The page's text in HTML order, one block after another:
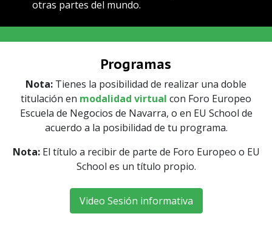
otras partes del mundo.
Programas
Nota: Tienes la posibilidad de realizar una doble
titulación en modalidad virtual con Foro Europeo
Escuela de Negocios de Navarra, o en EU School de
acuerdo a la posibilidad de tu programa.
Nota:El título a recibir de parte de Foro Europeo o EU
School es un título propio.
Video Sesión informativa